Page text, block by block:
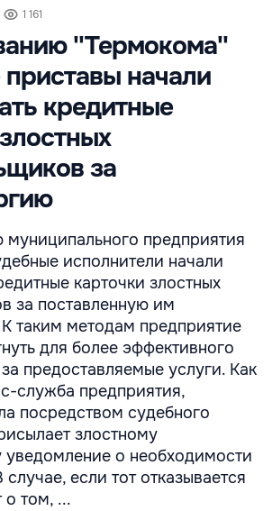
1 161
''Термокома''
начали
кредитные
за
предприятия
исполнители начали
карточки злостных
за поставленную им
таким методам предприятие
для более эффективного
предоставляемые услуги. Как
служба предприятия,
посредством судебного
злостному
уведомление о необходимости
случае, если тот отказывается
том, ...